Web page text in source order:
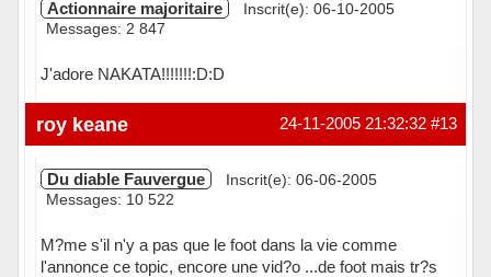
Actionnaire majoritaire
Inscrit(e): 06-10-2005
Messages: 2 847
J'adore NAKATA!!!!!!!:D:D
Hors ligne #13
24-11-2005 21:32:32
roy keane
Du diable Fauvergue
Inscrit(e): 06-06-2005
Messages: 10 522
M?me s'il n'y a pas que le foot dans la vie comme
l'annonce ce topic, encore une vid?o ...de foot mais tr?s